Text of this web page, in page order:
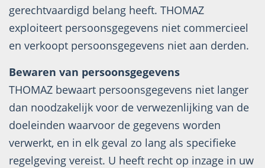
gerechtvaardigd belang heeft. THOMAZ
exploiteert persoonsgegevens niet commercieel
en verkoopt persoonsgegevens niet aan derden.
Bewaren van persoonsgegevens
THOMAZ bewaart persoonsgegevens niet langer
dan noodzakelijk voor de verwezenlijking van de
doeleinden waarvoor de gegevens worden
verwerkt, en in elk geval zo lang als specifieke
regelgeving vereist. U heeft recht op inzage in uw